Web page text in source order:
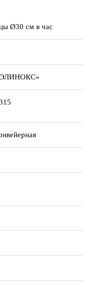
Ø30 см в час